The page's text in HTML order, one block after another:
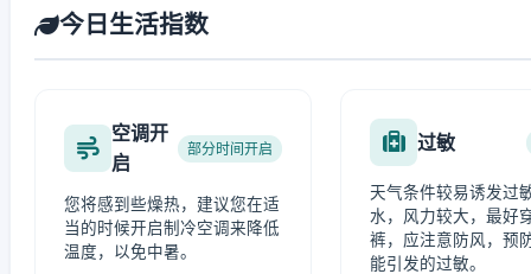
今日生活指数
空调开
启
部分时间开启
您将感到些燥热，建议您在适
当的时候开启制冷空调来降低
温度，以免中暑。
过敏
天气条件较易诱发过
水，风力较大，最好
裤，应注意防风，预
能引发的过敏。